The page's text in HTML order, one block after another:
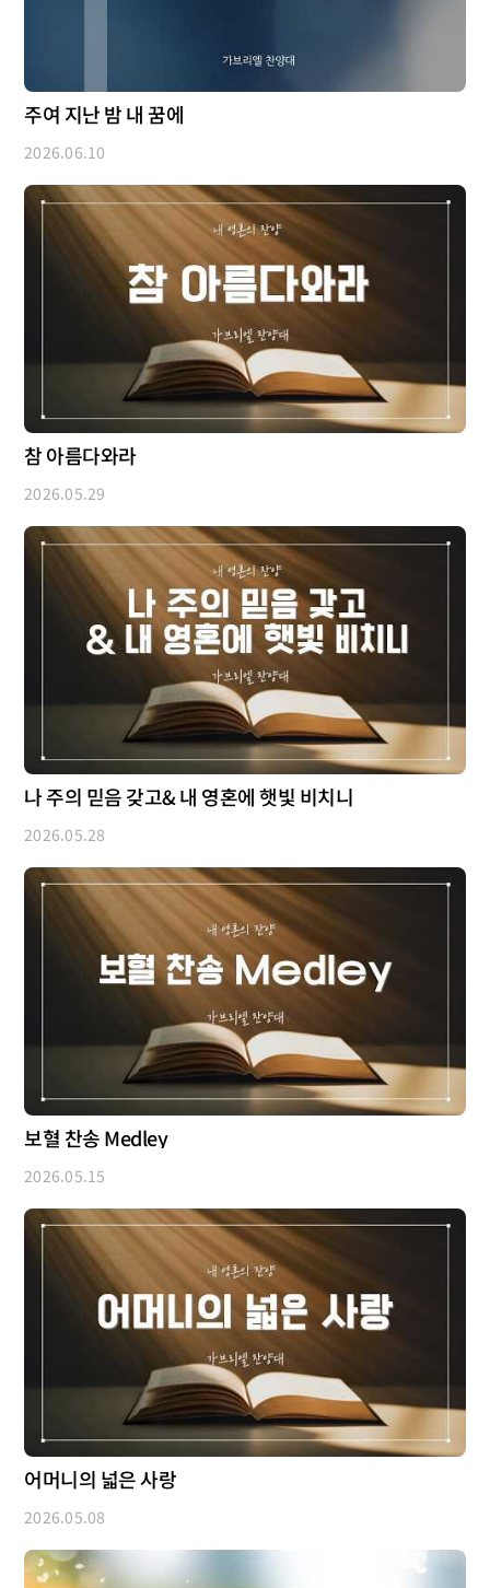
주여 지난 밤 내 꿈에
2026.06.10
참 아름다와라
2026.05.29
나 주의 믿음 갖고& 내 영혼에 햇빛 비치니
2026.05.28
보혈 찬송 Medley
2026.05.15
어머니의 넓은 사랑
2026.05.08